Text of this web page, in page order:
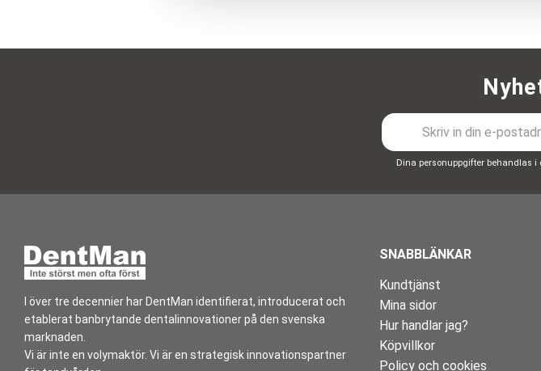
Dina personuppgifter behandlas i
I över tre decennier har DentMan identifierat, introducerat och
etablerat banbrytande dentalinnovationer på den svenska
marknaden.
Vi är inte en volymaktör. Vi är en strategisk innovationspartner
SNABBLÄNKAR
Kundtjänst
Mina sidor
Hur handlar jag?
Köpvillkor
Policy och cookies